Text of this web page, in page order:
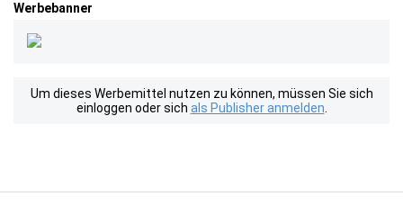
Werbebanner
Um dieses Werbemittel nutzen zu können, müssen Sie sich
einloggen oder sich als Publisher anmelden